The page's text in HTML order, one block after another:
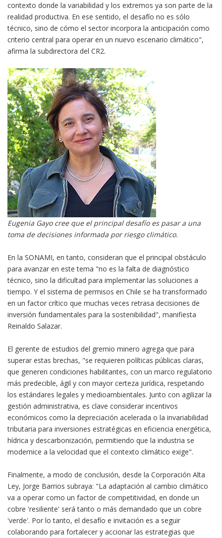
contexto donde la variabilidad y los extremos ya son parte de la
realidad productiva. En ese sentido, el desafío no es sólo
técnico, sino de cómo el sector incorpora la anticipación como
criterio central para operar en un nuevo escenario climático",
afirma la subdirectora del CR2.
Eugenia Gayo cree que el principal desafío es pasar a una
toma de decisiones informada por riesgo climático.
En la SONAMI, en tanto, consideran que el principal obstáculo
para avanzar en este tema "no es la falta de diagnóstico
técnico, sino la dificultad para implementar las soluciones a
tiempo. Y el sistema de permisos en Chile se ha transformado
en un factor crítico que muchas veces retrasa decisiones de
inversión fundamentales para la sostenibilidad", manifiesta
Reinaldo Salazar.
El gerente de estudios del gremio minero agrega que para
superar estas brechas, "se requieren políticas públicas claras,
que generen condiciones habilitantes, con un marco regulatorio
más predecible, ágil y con mayor certeza jurídica, respetando
los estándares legales y medioambientales. Junto con agilizar la
gestión administrativa, es clave considerar incentivos
económicos como la depreciación acelerada o la invariabilidad
tributaria para inversiones estratégicas en eficiencia energética,
hídrica y descarbonización, permitiendo que la industria se
modernice a la velocidad que el contexto climático exige".
Finalmente, a modo de conclusión, desde la Corporación Alta
Ley, Jorge Barrios subraya: "La adaptación al cambio climático
va a operar como un factor de competitividad, en donde un
cobre 'resiliente' será tanto o más demandado que un cobre
'verde'. Por lo tanto, el desafío e invitación es a seguir
colaborando para fortalecer y accionar las estrategias que